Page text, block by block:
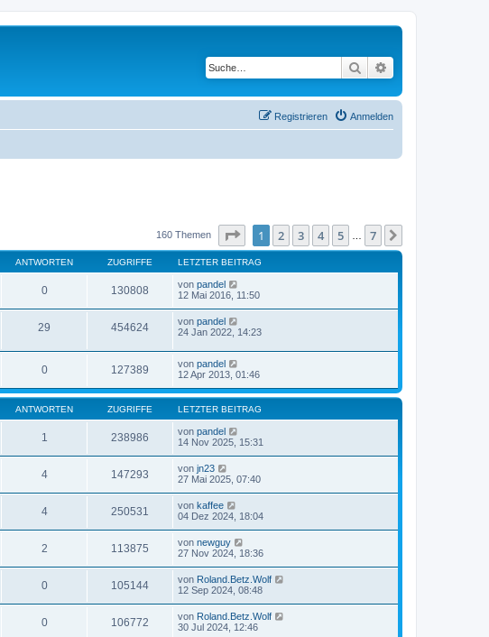
Suche
Anmelden
Registrieren
160 Themen Seite von7
1 2 3 4 5 7
ANTWORTEN ZUGRIFFE LETZTER BEITRAG
0 130808 von pandel
12 Mai 2016, 11:50
29 454624 von pandel
24 Jan 2022, 14:23
0 127389 von pandel
12 Apr 2013, 01:46
ANTWORTEN ZUGRIFFE LETZTER BEITRAG
1 238986 von pandel
14 Nov 2025, 15:31
4 147293 von jn23
27 Mai 2025, 07:40
4 250531 von kaffee
04 Dez 2024, 18:04
2 113875 von newguy
27 Nov 2024, 18:36
0 105144 von Roland.Betz.Wolf
12 Sep 2024, 08:48
0 106772 von Roland.Betz.Wolf
30 Jul 2024, 12:46